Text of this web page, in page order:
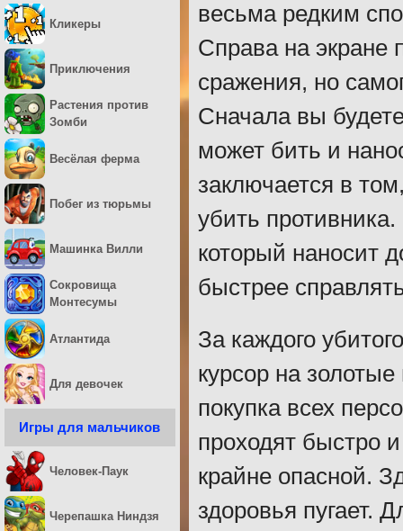
весьма редким
Справа на экране
сражения, но
Сначала вы
может бить и
заключается в
убить
который наносит
быстрее
За каждого
курсор на
покупка всех
проходят быстро
крайне опасной.
здоровья пугает.
Кликеры
Приключения
Растения против
Зомби
Весёлая ферма
Побег из тюрьмы
Машинка Вилли
Сокровища
Монтесумы
Атлантида
Для девочек
Игры для мальчиков
Человек-Паук
Черепашка Ниндзя